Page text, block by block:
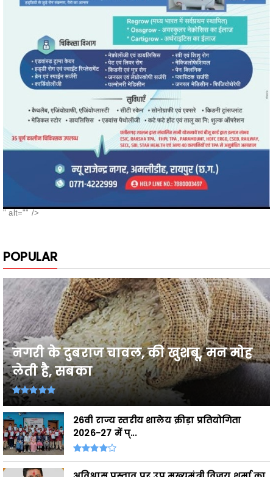
नगरी के दुबराज चावल, की खुशबू, मन मोह
लेती है, सबका
26वी राज्य स्तरीय शालेय क्रीड़ा प्रतियोगिता
2026-27 में प्...
अविश्वास प्रस्ताव पर उप मुख्यमंत्री विजय शर्मा का
विपक्ष पर ...